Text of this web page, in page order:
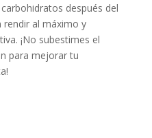
después del
al máximo y
¡No subestimes el
para mejorar tu